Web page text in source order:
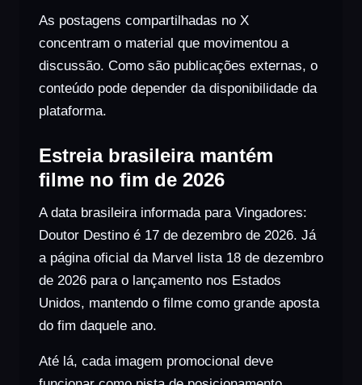
As postagens compartilhadas no X
concentram o material que movimentou a
discussão. Como são publicações externas, o
conteúdo pode depender da disponibilidade da
plataforma.
Estreia brasileira mantém
filme no fim de 2026
A data brasileira informada para Vingadores:
Doutor Destino é 17 de dezembro de 2026. Já
a página oficial da Marvel lista 18 de dezembro
de 2026 para o lançamento nos Estados
Unidos, mantendo o filme como grande aposta
do fim daquele ano.
Até lá, cada imagem promocional deve